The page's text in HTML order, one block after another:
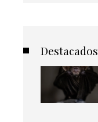
Destacados